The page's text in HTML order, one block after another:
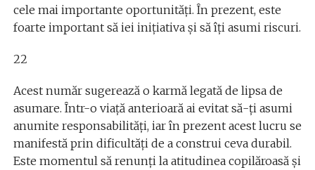
cele mai importante oportunități. În prezent, este
foarte important să iei inițiativa și să îți asumi riscuri.
22
Acest număr sugerează o karmă legată de lipsa de
asumare. Într-o viață anterioară ai evitat să-ți asumi
anumite responsabilități, iar în prezent acest lucru se
manifestă prin dificultăți de a construi ceva durabil.
Este momentul să renunți la atitudinea copilăroasă și